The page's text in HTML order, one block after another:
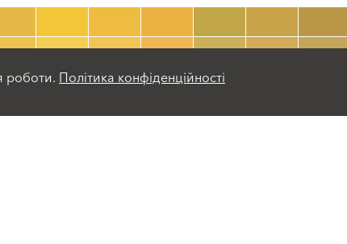
Номер кольору
роботи.Політика конфіденційності